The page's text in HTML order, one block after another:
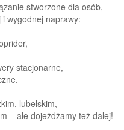
stworzone dla osób,
wygodnej naprawy:
stacjonarne,
lubelskim,
– ale dojeżdżamy też dalej!